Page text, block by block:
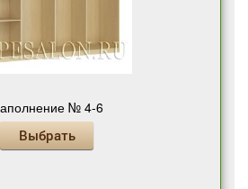
№ 4-6
Выбрать